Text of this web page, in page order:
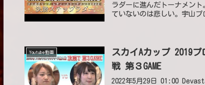
ラダーに進んだトーナメン
ていないのは悲しい。宇山
Youtube動画
スカイAカップ 2019
戦 第３GAME
2022年5月29日 01:00